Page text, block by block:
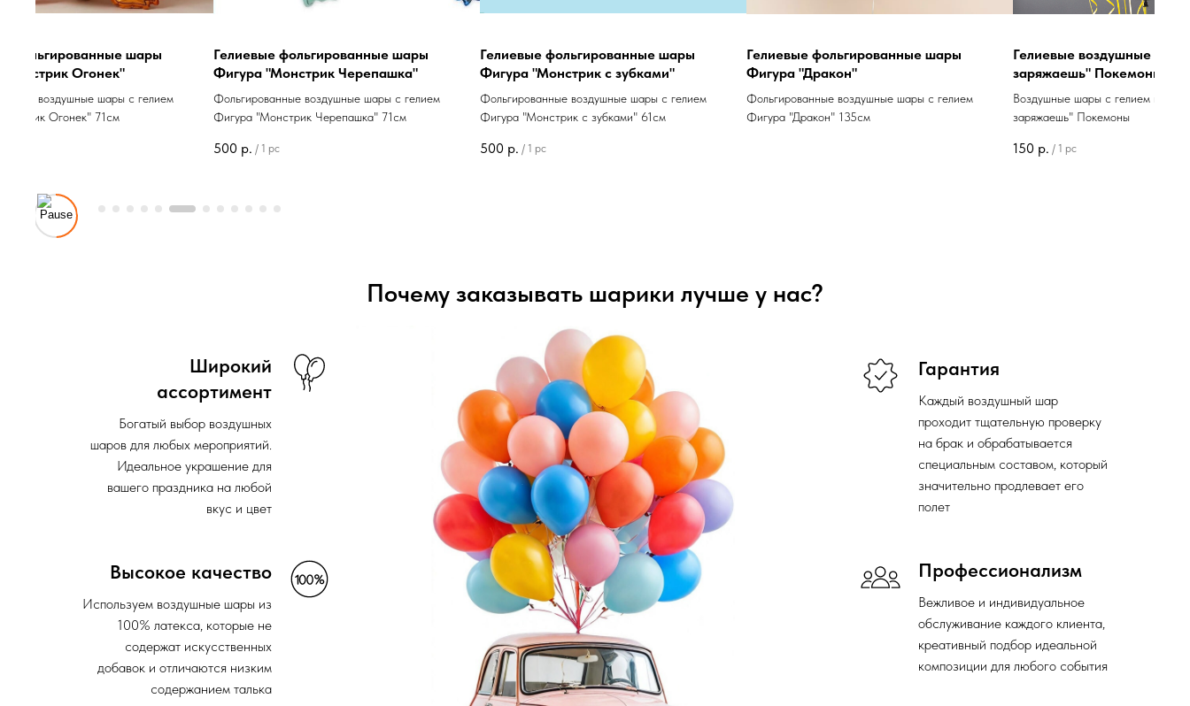
фольгированные шары
Огонек"
воздушные шары с гелием
Огонек" 71см
Гелиевые фольгированные шары
Фигура "Монстрик Черепашка"
Фольгированные воздушные шары с гелием
Фигура "Монстрик Черепашка" 71см
500 р. / 1 pc
Гелиевые фольгированные шары
Фигура "Монстрик с зубками"
Фольгированные воздушные шары с гелием
Фигура "Монстрик с зубками" 61см
500 р. / 1 pc
Гелиевые фольгированные шары
Фигура "Дракон"
Фольгированные воздушные шары с гелием
Фигура "Дракон" 135см
Гелиевые воздушные
заряжаешь" Покемоны
Воздушные шары с гелием из
заряжаешь" Покемоны
150 р. / 1 pc
Почему заказывать шарики лучше у нас?
Широкий
ассортимент
Богатый выбор воздушных
шаров для любых мероприятий.
Идеальное украшение для
вашего праздника на любой
вкус и цвет
Высокое качество
Используем воздушные шары из
100% латекса, которые не
содержат искусственных
добавок и отличаются низким
содержанием талька
Гарантия
Каждый воздушный шар
проходит тщательную проверку
на брак и обрабатывается
специальным составом, который
значительно продлевает его
полет
Профессионализм
Вежливое и индивидуальное
обслуживание каждого клиента,
креативный подбор идеальной
композиции для любого события